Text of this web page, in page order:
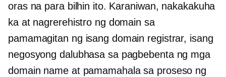
oras na para bilhin ito. Karaniwan, nakakakuha
ka at nagrerehistro ng domain sa
pamamagitan ng isang domain registrar, isang
negosyong dalubhasa sa pagbebenta ng mga
domain name at pamamahala sa proseso ng